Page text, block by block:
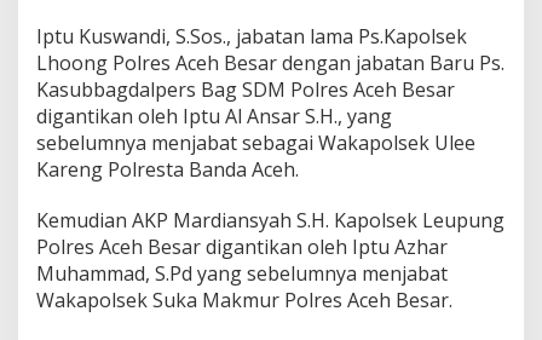
Iptu Kuswandi, S.Sos., jabatan lama Ps.Kapolsek
Lhoong Polres Aceh Besar dengan jabatan Baru Ps.
Kasubbagdalpers Bag SDM Polres Aceh Besar
digantikan oleh Iptu Al Ansar S.H., yang
sebelumnya menjabat sebagai Wakapolsek Ulee
Kareng Polresta Banda Aceh.
Kemudian AKP Mardiansyah S.H. Kapolsek Leupung
Polres Aceh Besar digantikan oleh Iptu Azhar
Muhammad, S.Pd yang sebelumnya menjabat
Wakapolsek Suka Makmur Polres Aceh Besar.